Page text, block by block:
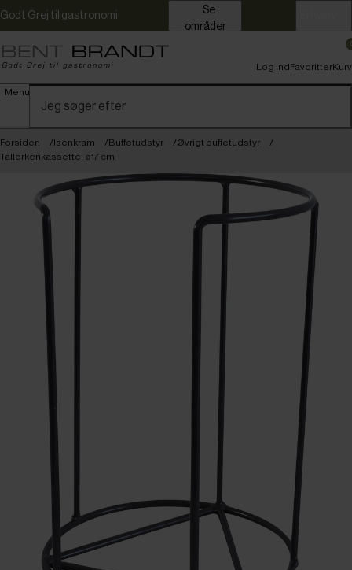
Godt Grej til gastronomi
områder
Menu
Log indFavoritterKurv
Forsiden Isenkram Buffetudstyr
Øvrigt buffetudstyr
Tallerkenkassette, ø17 cm